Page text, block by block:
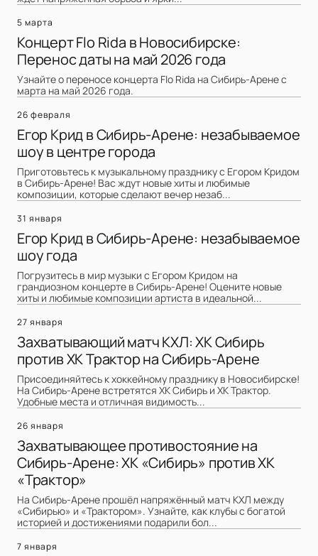
5 марта
Концерт Flo Rida в Новосибирске:
Перенос даты на май 2026 года
Узнайте о переносе концерта Flo Rida на Сибирь-Арене с
марта на май 2026 года.
26 февраля
Егор Крид в Сибирь-Арене: незабываемое
шоу в центре города
Приготовьтесь к музыкальному празднику с Егором Кридом
в Сибирь-Арене! Вас ждут новые хиты и любимые
композиции, которые сделают вечер незаб...
31 января
Егор Крид в Сибирь-Арене: незабываемое
шоу года
Погрузитесь в мир музыки с Егором Кридом на
грандиозном концерте в Сибирь-Арене! Оцените новые
хиты и любимые композиции артиста в идеальной...
27 января
Захватывающий матч КХЛ: ХК Сибирь
против ХК Трактор на Сибирь-Арене
Присоединяйтесь к хоккейному празднику в Новосибирске!
На Сибирь-Арене встретятся ХК Сибирь и ХК Трактор.
Удобные места и отличная видимость...
26 января
Захватывающее противостояние на
Сибирь-Арене: ХК «Сибирь» против ХК
«Трактор»
На Сибирь-Арене прошёл напряжённый матч КХЛ между
«Сибирью» и «Трактором». Узнайте, как клубы с богатой
историей и достижениями подарили бол...
7 января